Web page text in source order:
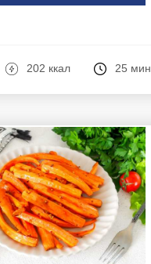
202 ккал 25 мин